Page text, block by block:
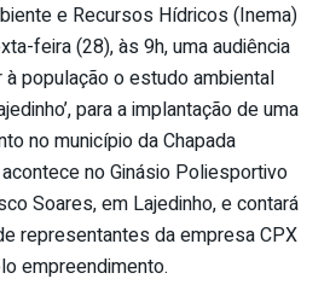
e Recursos Hídricos (Inema)
feira (28), às 9h, uma audiência
população o estudo ambiental
para a implantação de uma
no município da Chapada
no Ginásio Poliesportivo
Soares, em Lajedinho, e contará
representantes da empresa CPX
empreendimento.